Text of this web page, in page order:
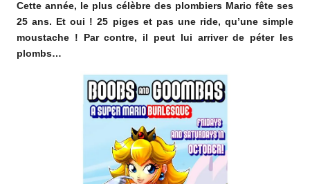
o
m
Cette année, le plus célèbre des plombiers Mario fête ses
25 ans. Et oui ! 25 piges et pas une ride, qu’une simple
moustache ! Par contre, il peut lui arriver de péter les
plombs…